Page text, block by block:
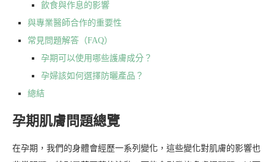
飲食與作息的影響
與專業醫師合作的重要性
常見問題解答（FAQ）
孕期可以使用哪些護膚成分？
孕婦該如何選擇防曬產品？
總結
孕期肌膚問題總覽
在孕期，我們的身體會經歷一系列變化，這些變化對肌膚的影響也